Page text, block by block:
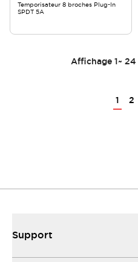
Temporisateur 8 broches Plug-In
SPDT 5A
Affichage 1~ 24
1 2
Support